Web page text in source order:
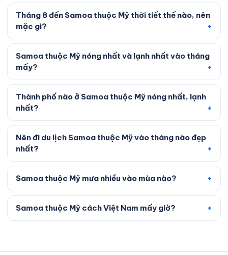
Tháng 8 đến Samoa thuộc Mỹ thời tiết thế nào, nên
mặc gì?
Samoa thuộc Mỹ nóng nhất và lạnh nhất vào tháng
mấy?
Thành phố nào ở Samoa thuộc Mỹ nóng nhất, lạnh
nhất?
Nên đi du lịch Samoa thuộc Mỹ vào tháng nào đẹp
nhất?
Samoa thuộc Mỹ mưa nhiều vào mùa nào?
Samoa thuộc Mỹ cách Việt Nam mấy giờ?